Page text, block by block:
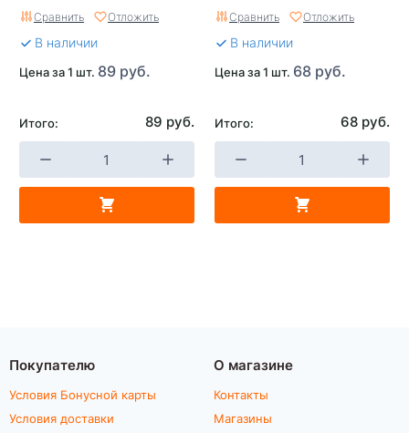
Сравнить Отложить
В наличии
Цена за 1 шт. 89 руб.
Итого: 89 руб.
Сравнить Отложить
В наличии
Цена за 1 шт. 68 руб.
Итого: 68 руб.
Покупателю
Условия Бонусной карты
Условия доставки
О магазине
Контакты
Магазины